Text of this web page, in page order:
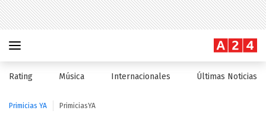
Rating Música Internacionales Últimas Noticias
Primicias YA PrimiciasYA